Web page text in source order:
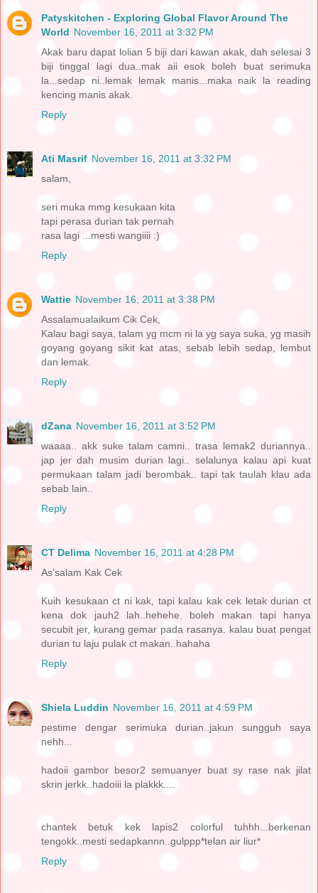
Patyskitchen - Exploring Global Flavor Around The
World November 16, 2011 at 3:32 PM
Akak baru dapat lolian 5 biji dari kawan akak, dah selesai 3
biji tinggal lagi dua..mak aii esok boleh buat serimuka
la...sedap ni..lemak lemak manis...maka naik la reading
kencing manis akak.
Reply
Ati Masrif November 16, 2011 at 3:32 PM
salam,
seri muka mmg kesukaan kita
tapi perasa durian tak pernah
rasa lagi ...mesti wangiiii :)
Reply
Wattie November 16, 2011 at 3:38 PM
Assalamualaikum Cik Cek,
Kalau bagi saya, talam yg mcm ni la yg saya suka, yg masih
goyang goyang sikit kat atas, sebab lebih sedap, lembut
dan lemak.
Reply
dZana November 16, 2011 at 3:52 PM
waaaa.. akk suke talam camni.. trasa lemak2 duriannya..
jap jer dah musim durian lagi.. selalunya kalau api kuat
permukaan talam jadi berombak.. tapi tak taulah klau ada
sebab lain..
Reply
CT Delima November 16, 2011 at 4:28 PM
As'salam Kak Cek
Kuih kesukaan ct ni kak, tapi kalau kak cek letak durian ct
kena dok jauh2 lah..hehehe. boleh makan tapi hanya
secubit jer, kurang gemar pada rasanya. kalau buat pengat
durian tu laju pulak ct makan..hahaha
Reply
Shiela Luddin November 16, 2011 at 4:59 PM
pestime dengar serimuka durian..jakun sungguh saya
nehh...
hadoii gambor besor2 semuanyer buat sy rase nak jilat
skrin jerkk..hadoiii la plakkk....
chantek betuk kek lapis2 colorful tuhhh...berkenan
tengokk..mesti sedapkannn..gulppp*telan air liur*
Reply